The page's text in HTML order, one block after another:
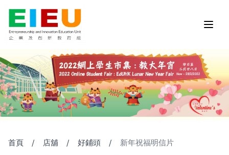
首頁 / 店舖 / 好鋪頭 / 新年祝福明信片